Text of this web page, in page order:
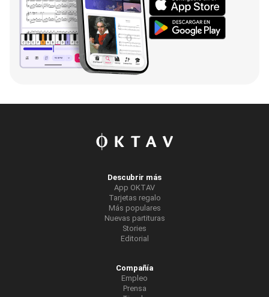
Descubrir más
App OKTAV
Tarjetas regalo
Más populares
Nuevas partituras
Stories
Editorial
Compañía
Empleo
Prensa